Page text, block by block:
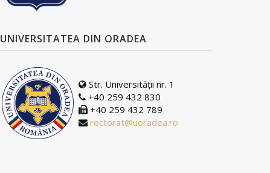
UNIVERSITATEA DIN ORADEA
Str. Universității nr. 1
+40 259 432 830
+40 259 432 789
rectorat@uoradea.ro